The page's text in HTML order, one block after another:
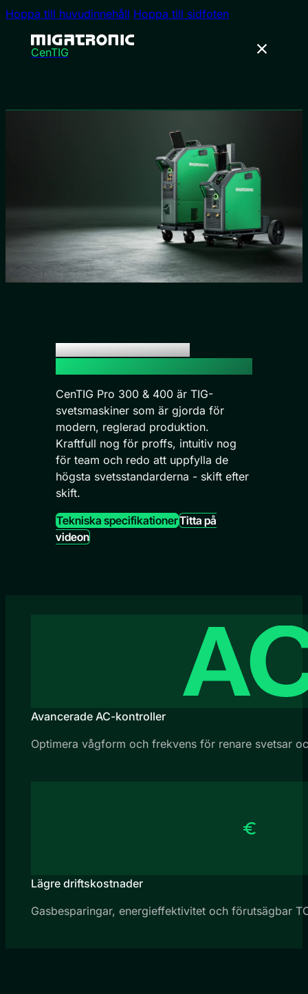
Hoppa till huvudinnehåll Hoppa till sidfoten
CenTIG
Uppfyll den nya standarden
CenTIG Pro 300 & 400 är TIG-
svetsmaskiner som är gjorda för
modern, reglerad produktion.
Kraftfull nog för proffs, intuitiv nog
för team och redo att uppfylla de
högsta svetsstandarderna - skift efter
skift.
Tekniska specifikationerTitta på
videon
Avancerade AC-kontroller
Optimera vågform och frekvens för renare svetsar
Lägre driftskostnader
Gasbesparingar, energieffektivitet och förutsägbar